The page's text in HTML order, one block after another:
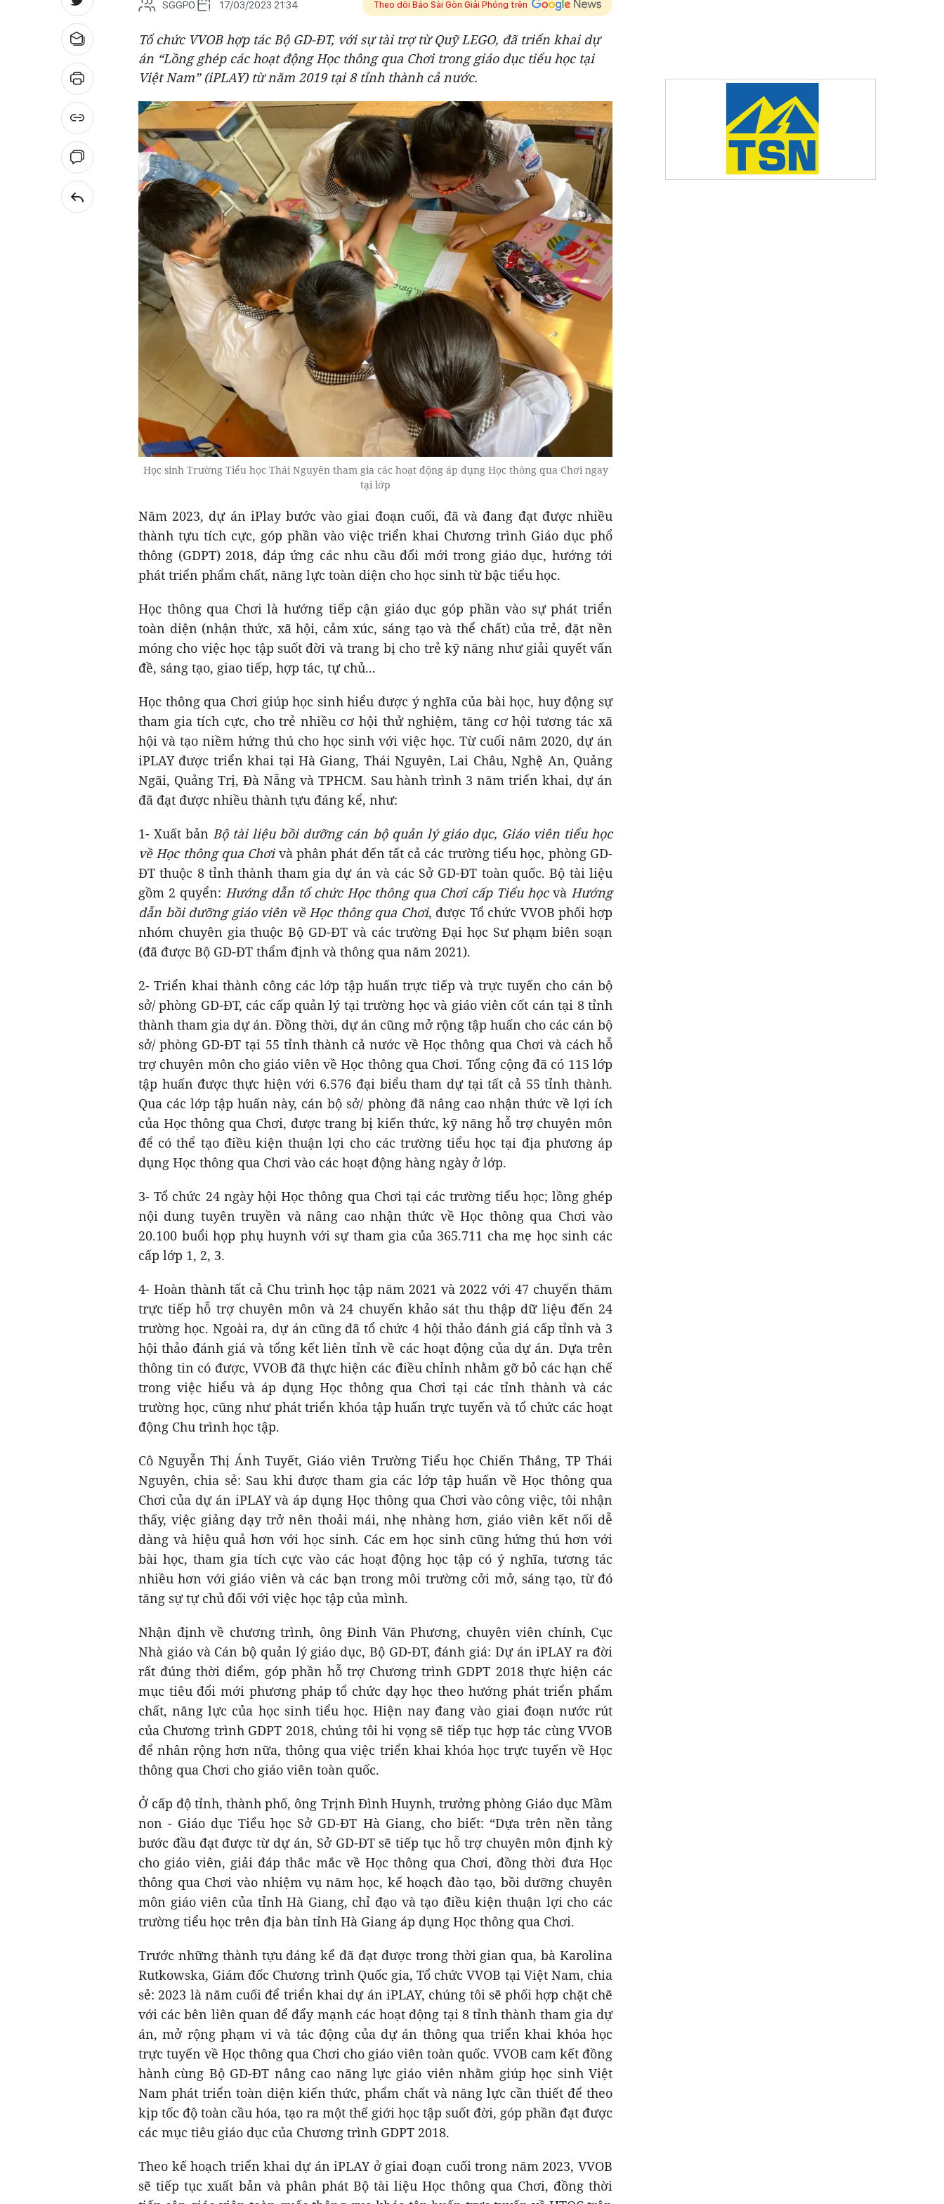
SGGPO 17/03/2023 21:34 Theo dõi Báo Sài Gòn Giải Phóng trên
Tổ chức VVOB hợp tác Bộ GD-ĐT, với sự tài trợ từ Quỹ LEGO, đã triển khai dự
án “Lồng ghép các hoạt động Học thông qua Chơi trong giáo dục tiểu học tại
Việt Nam” (iPLAY) từ năm 2019 tại 8 tỉnh thành cả nước.
Học sinh Trường Tiểu học Thái Nguyên tham gia các hoạt động áp dụng Học thông qua Chơi ngay
tại lớp
Năm 2023, dự án iPlay bước vào giai đoạn cuối, đã và đang đạt được nhiều
thành tựu tích cực, góp phần vào việc triển khai Chương trình Giáo dục phổ
thông (GDPT) 2018, đáp ứng các nhu cầu đổi mới trong giáo dục, hướng tới
phát triển phẩm chất, năng lực toàn diện cho học sinh từ bậc tiểu học.
Học thông qua Chơi là hướng tiếp cận giáo dục góp phần vào sự phát triển
toàn diện (nhận thức, xã hội, cảm xúc, sáng tạo và thể chất) của trẻ, đặt nền
móng cho việc học tập suốt đời và trang bị cho trẻ kỹ năng như giải quyết vấn
đề, sáng tạo, giao tiếp, hợp tác, tự chủ...
Học thông qua Chơi giúp học sinh hiểu được ý nghĩa của bài học, huy động sự
tham gia tích cực, cho trẻ nhiều cơ hội thử nghiệm, tăng cơ hội tương tác xã
hội và tạo niềm hứng thú cho học sinh với việc học. Từ cuối năm 2020, dự án
iPLAY được triển khai tại Hà Giang, Thái Nguyên, Lai Châu, Nghệ An, Quảng
Ngãi, Quảng Trị, Đà Nẵng và TPHCM. Sau hành trình 3 năm triển khai, dự án
đã đạt được nhiều thành tựu đáng kể, như:
1- Xuất bảnBộ tài liệu bồi dưỡng cán bộ quản lý giáo dục, Giáo viên tiểu học
về Học thông qua Chơivà phân phát đến tất cả các trường tiểu học, phòng GD-
ĐT thuộc 8 tỉnh thành tham gia dự án và các Sở GD-ĐT toàn quốc. Bộ tài liệu
gồm 2 quyển: Hướng dẫn tổ chức Học thông qua Chơi cấp Tiểu họcvà Hướng
dẫn bồi dưỡng giáo viên về Học thông qua Chơi, được Tổ chức VVOB phối hợp
nhóm chuyên gia thuộc Bộ GD-ĐT và các trường Đại học Sư phạm biên soạn
(đã được Bộ GD-ĐT thẩm định và thông qua năm 2021).
2- Triển khai thành công các lớp tập huấn trực tiếp và trực tuyến cho cán bộ
sở/ phòng GD-ĐT, các cấp quản lý tại trường học và giáo viên cốt cán tại 8 tỉnh
thành tham gia dự án. Đồng thời, dự án cũng mở rộng tập huấn cho các cán bộ
sở/ phòng GD-ĐT tại 55 tỉnh thành cả nước về Học thông qua Chơi và cách hỗ
trợ chuyên môn cho giáo viên về Học thông qua Chơi. Tổng cộng đã có 115 lớp
tập huấn được thực hiện với 6.576 đại biểu tham dự tại tất cả 55 tỉnh thành.
Qua các lớp tập huấn này, cán bộ sở/ phòng đã nâng cao nhận thức về lợi ích
của Học thông qua Chơi, được trang bị kiến thức, kỹ năng hỗ trợ chuyên môn
để có thể tạo điều kiện thuận lợi cho các trường tiểu học tại địa phương áp
dụng Học thông qua Chơi vào các hoạt động hàng ngày ở lớp.
3- Tổ chức 24 ngày hội Học thông qua Chơi tại các trường tiểu học; lồng ghép
nội dung tuyên truyền và nâng cao nhận thức về Học thông qua Chơi vào
20.100 buổi họp phụ huynh với sự tham gia của 365.711 cha mẹ học sinh các
cấp lớp 1, 2, 3.
4- Hoàn thành tất cả Chu trình học tập năm 2021 và 2022 với 47 chuyến thăm
trực tiếp hỗ trợ chuyên môn và 24 chuyến khảo sát thu thập dữ liệu đến 24
trường học. Ngoài ra, dự án cũng đã tổ chức 4 hội thảo đánh giá cấp tỉnh và 3
hội thảo đánh giá và tổng kết liên tỉnh về các hoạt động của dự án. Dựa trên
thông tin có được, VVOB đã thực hiện các điều chỉnh nhằm gỡ bỏ các hạn chế
trong việc hiểu và áp dụng Học thông qua Chơi tại các tỉnh thành và các
trường học, cũng như phát triển khóa tập huấn trực tuyến và tổ chức các hoạt
động Chu trình học tập.
Cô Nguyễn Thị Ánh Tuyết, Giáo viên Trường Tiểu học Chiến Thắng, TP Thái
Nguyên, chia sẻ: Sau khi được tham gia các lớp tập huấn về Học thông qua
Chơi của dự án iPLAY và áp dụng Học thông qua Chơi vào công việc, tôi nhận
thấy, việc giảng dạy trở nên thoải mái, nhẹ nhàng hơn, giáo viên kết nối dễ
dàng và hiệu quả hơn với học sinh. Các em học sinh cũng hứng thú hơn với
bài học, tham gia tích cực vào các hoạt động học tập có ý nghĩa, tương tác
nhiều hơn với giáo viên và các bạn trong môi trường cởi mở, sáng tạo, từ đó
tăng sự tự chủ đối với việc học tập của mình.
Nhận định về chương trình, ông Đinh Văn Phương, chuyên viên chính, Cục
Nhà giáo và Cán bộ quản lý giáo dục, Bộ GD-ĐT, đánh giá: Dự án iPLAY ra đời
rất đúng thời điểm, góp phần hỗ trợ Chương trình GDPT 2018 thực hiện các
mục tiêu đổi mới phương pháp tổ chức dạy học theo hướng phát triển phẩm
chất, năng lực của học sinh tiểu học. Hiện nay đang vào giai đoạn nước rút
của Chương trình GDPT 2018, chúng tôi hi vọng sẽ tiếp tục hợp tác cùng VVOB
để nhân rộng hơn nữa, thông qua việc triển khai khóa học trực tuyến về Học
thông qua Chơi cho giáo viên toàn quốc.
Ở cấp độ tỉnh, thành phố, ông Trịnh Đình Huynh, trưởng phòng Giáo dục Mầm
non - Giáo dục Tiểu học Sở GD-ĐT Hà Giang, cho biết: “Dựa trên nền tảng
bước đầu đạt được từ dự án, Sở GD-ĐT sẽ tiếp tục hỗ trợ chuyên môn định kỳ
cho giáo viên, giải đáp thắc mắc về Học thông qua Chơi, đồng thời đưa Học
thông qua Chơi vào nhiệm vụ năm học, kế hoạch đào tạo, bồi dưỡng chuyên
môn giáo viên của tỉnh Hà Giang, chỉ đạo và tạo điều kiện thuận lợi cho các
trường tiểu học trên địa bàn tỉnh Hà Giang áp dụng Học thông qua Chơi.
Trước những thành tựu đáng kể đã đạt được trong thời gian qua, bà Karolina
Rutkowska, Giám đốc Chương trình Quốc gia, Tổ chức VVOB tại Việt Nam, chia
sẻ: 2023 là năm cuối để triển khai dự án iPLAY, chúng tôi sẽ phối hợp chặt chẽ
với các bên liên quan để đẩy mạnh các hoạt động tại 8 tỉnh thành tham gia dự
án, mở rộng phạm vi và tác động của dự án thông qua triển khai khóa học
trực tuyến về Học thông qua Chơi cho giáo viên toàn quốc. VVOB cam kết đồng
hành cùng Bộ GD-ĐT nâng cao năng lực giáo viên nhằm giúp học sinh Việt
Nam phát triển toàn diện kiến thức, phẩm chất và năng lực cần thiết để theo
kịp tốc độ toàn cầu hóa, tạo ra một thế giới học tập suốt đời, góp phần đạt được
các mục tiêu giáo dục của Chương trình GDPT 2018.
Theo kế hoạch triển khai dự án iPLAY ở giai đoạn cuối trong năm 2023, VVOB
sẽ tiếp tục xuất bản và phân phát Bộ tài liệu Học thông qua Chơi, đồng thời